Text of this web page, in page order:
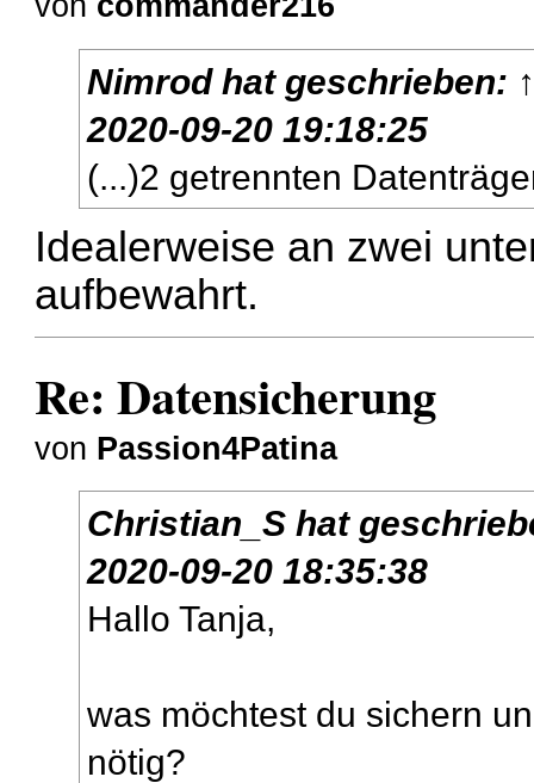
Nimrodhat geschrieben:
2020-09-20 19:18:25
(...)2 getrennten
Idealerweise an zwei
aufbewahrt.
Re: Datensicherung
von Passion4Patina
Christian_S hat
2020-09-20 18:35:38
Hallo Tanja,
was möchtest du sichern
nötig?